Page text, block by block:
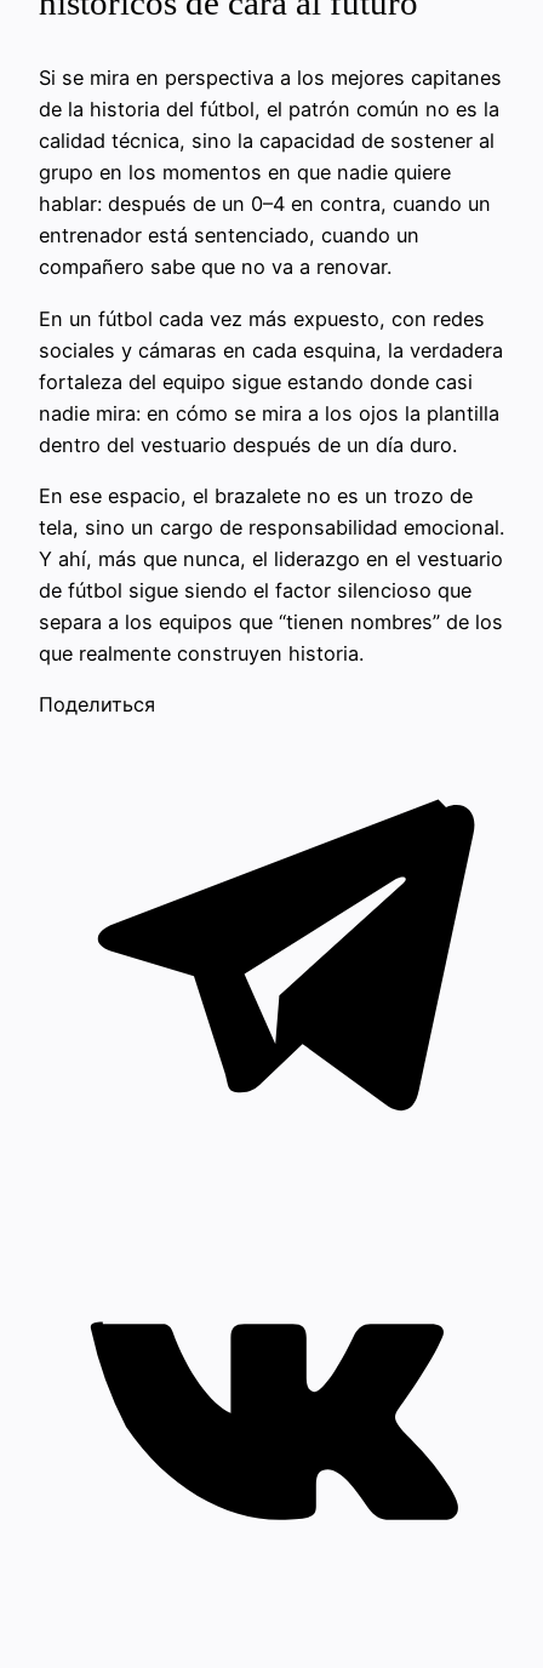
Si se mira en perspectiva a los mejores capitanes
de la historia del fútbol, el patrón común no es la
calidad técnica, sino la capacidad de sostener al
grupo en los momentos en que nadie quiere
hablar: después de un 0–4 en contra, cuando un
entrenador está sentenciado, cuando un
compañero sabe que no va a renovar.
En un fútbol cada vez más expuesto, con redes
sociales y cámaras en cada esquina, la verdadera
fortaleza del equipo sigue estando donde casi
nadie mira: en cómo se mira a los ojos la plantilla
dentro del vestuario después de un día duro.
En ese espacio, el brazalete no es un trozo de
tela, sino un cargo de responsabilidad emocional.
Y ahí, más que nunca, el liderazgo en el vestuario
de fútbol sigue siendo el factor silencioso que
separa a los equipos que “tienen nombres” de los
que realmente construyen historia.
Поделиться